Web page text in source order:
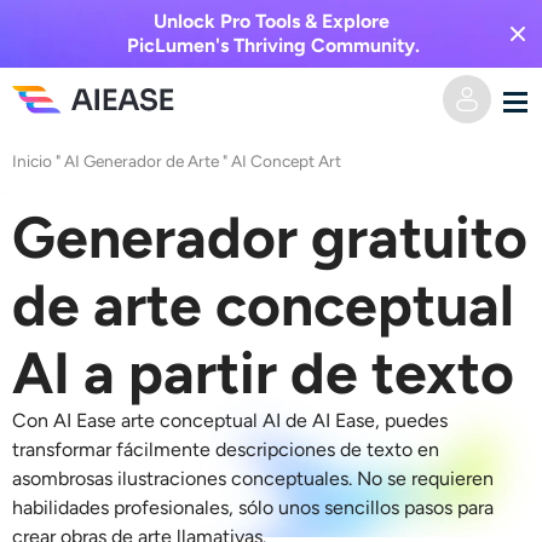
Unlock Pro Tools & Explore
PicLumen's Thriving Community.
Hogar
AI Video
Texto a video
Imagen a video
Efectos de video
Generador de besos de IA
Efectos de video
Imagen AI
Imagen a imagen
Texto a imagen
Herramientas de IA
Editor y creador de fotos
Precios
Inicio "AI Generador de Arte "AI Concept Art
Generador gratuito
de arte conceptual
AI a partir de texto
Con AI Ease arte conceptual AI de AI Ease, puedes
transformar fácilmente descripciones de texto en
asombrosas ilustraciones conceptuales. No se requieren
habilidades profesionales, sólo unos sencillos pasos para
crear obras de arte llamativas.